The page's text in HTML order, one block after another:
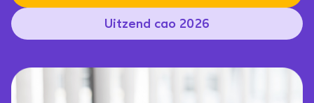
Uitzend cao 2026